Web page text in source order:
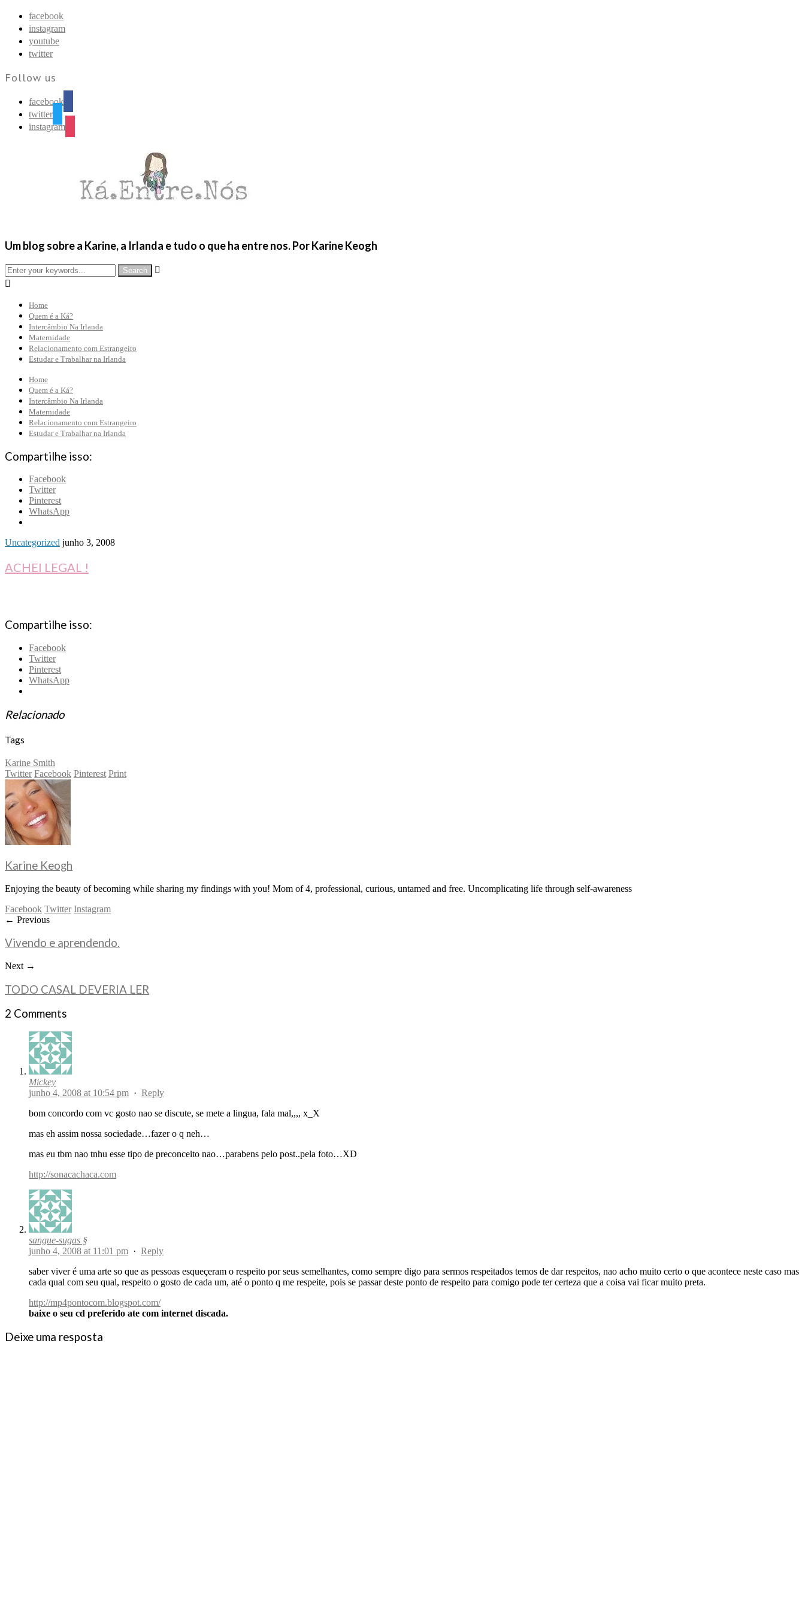
facebook
instagram
youtube
twitter
Follow us
facebook
twitter
instagram
Um blog sobre a Karine, a Irlanda e tudo o que ha entre nos. Por Karine Keogh


Home
Quem é a Ká?
Intercâmbio Na Irlanda
Maternidade
Relacionamento com Estrangeiro
Estudar e Trabalhar na Irlanda
Home
Quem é a Ká?
Intercâmbio Na Irlanda
Maternidade
Relacionamento com Estrangeiro
Estudar e Trabalhar na Irlanda
Compartilhe isso:
Facebook
Twitter
Pinterest
WhatsApp
Uncategorized junho 3, 2008
ACHEI LEGAL !
Compartilhe isso:
Facebook
Twitter
Pinterest
WhatsApp
Relacionado
Tags
Karine Smith
Twitter Facebook Pinterest Print
Karine Keogh
Enjoying the beauty of becoming while sharing my findings with you! Mom of 4, professional, curious, untamed and free. Uncomplicating life through self-awareness
Facebook Twitter Instagram
← Previous
Vivendo e aprendendo.
Next →
TODO CASAL DEVERIA LER
2 Comments
Mickey
junho 4, 2008 at 10:54 pm · Reply
bom concordo com vc gosto nao se discute, se mete a lingua, fala mal,,,, x_X
mas eh assim nossa sociedade…fazer o q neh…
mas eu tbm nao tnhu esse tipo de preconceito nao…parabens pelo post..pela foto…XD
http://sonacachaca.com
sangue-sugas §
junho 4, 2008 at 11:01 pm · Reply
saber viver é uma arte so que as pessoas esqueçeram o respeito por seus semelhantes, como sempre digo para sermos respeitados temos de dar respeitos, nao acho muito certo o que acontece neste caso mas
cada qual com seu qual, respeito o gosto de cada um, até o ponto q me respeite, pois se passar deste ponto de respeito para comigo pode ter certeza que a coisa vai ficar muito preta.
http://mp4pontocom.blogspot.com/
baixe o seu cd preferido ate com internet discada.
Deixe uma resposta